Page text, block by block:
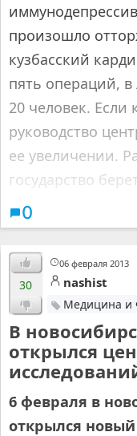
произошло
кузбасский
пять операций,
20 человек. Если
руководство
ее увеличении.
государство
0
06 февраля 2013
30 nashist
Медицина и
В
открылся
6 февраля в
открылся новый